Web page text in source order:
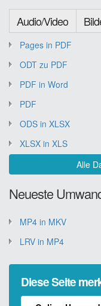
Audio/Video
Pages in PDF
ODT zu PDF
PDF in Word
PDF
ODS in XLSX
XLSX in XLS
Alle
Neueste
MP4 in MKV
LRV in MP4
Diese Seite